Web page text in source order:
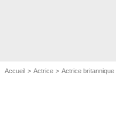
Accueil Actrice Actrice britannique